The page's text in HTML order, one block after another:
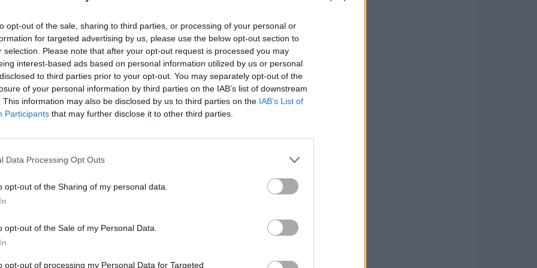
opt-out of the sale, sharing to third parties, or processing of your personal or
for targeted advertising by us, please use the below opt-out section to
selection. Please note that after your opt-out request is processed you may
interest-based ads based on personal information utilized by us or personal
to third parties prior to your opt-out. You may separately opt-out of the
of your personal information by third parties on the IAB’s list of downstream
This information may also be disclosed by us to third parties on the IAB’s List of
Participants that may further disclose it to other third parties.
Data Processing Opt Outs
opt-out of the Sharing of my personal data.
opt-out of the Sale of my Personal Data.
opt-out of processing my Personal Data for Targeted
на уметност
Викторија Васева
МИТОТ ЗА ЗАБРАНEТИТЕ
јадете правилно при
од клучните фигури во развојот на
од втората половина на 20 век — го
Белград да ги претстави клучните